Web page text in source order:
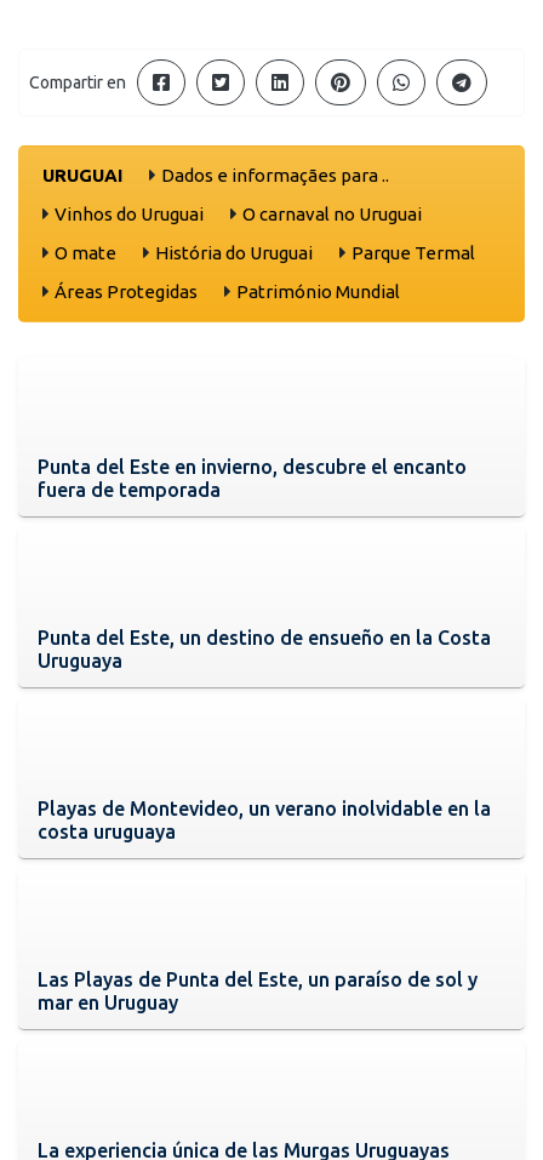
Compartir en
URUGUAI
Dados e informaçães para ..
Vinhos do Uruguai
O carnaval no Uruguai
O mate
História do Uruguai
Parque Termal
Áreas Protegidas
Património Mundial
Punta del Este en invierno, descubre el encanto
fuera de temporada
Punta del Este, un destino de ensueño en la Costa
Uruguaya
Playas de Montevideo, un verano inolvidable en la
costa uruguaya
Las Playas de Punta del Este, un paraíso de sol y
mar en Uruguay
La experiencia única de las Murgas Uruguayas